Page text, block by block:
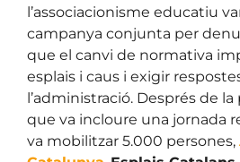
l’associacionisme educatiu
campanya conjunta per
que el canvi de normativa
esplais i caus i exigir
l’administració. Després de
que va incloure una jornada
va mobilitzar 5.000 persones,